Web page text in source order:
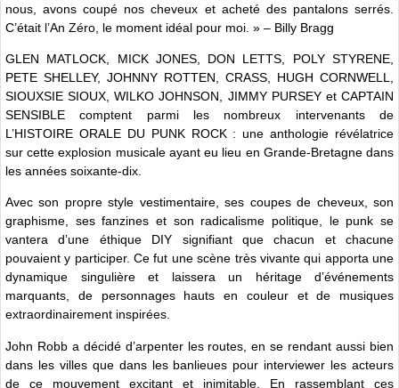
nous, avons coupé nos cheveux et acheté des pantalons serrés.
C’était l’An Zéro, le moment idéal pour moi. » – Billy Bragg
GLEN MATLOCK, MICK JONES, DON LETTS, POLY STYRENE,
PETE SHELLEY, JOHNNY ROTTEN, CRASS, HUGH CORNWELL,
SIOUXSIE SIOUX, WILKO JOHNSON, JIMMY PURSEY et CAPTAIN
SENSIBLE comptent parmi les nombreux intervenants de
L’HISTOIRE ORALE DU PUNK ROCK : une anthologie révélatrice
sur cette explosion musicale ayant eu lieu en Grande-Bretagne dans
les années soixante-dix.
Avec son propre style vestimentaire, ses coupes de cheveux, son
graphisme, ses fanzines et son radicalisme politique, le punk se
vantera d’une éthique DIY signifiant que chacun et chacune
pouvaient y participer. Ce fut une scène très vivante qui apporta une
dynamique singulière et laissera un héritage d’événements
marquants, de personnages hauts en couleur et de musiques
extraordinairement inspirées.
John Robb a décidé d’arpenter les routes, en se rendant aussi bien
dans les villes que dans les banlieues pour interviewer les acteurs
de ce mouvement excitant et inimitable. En rassemblant ces